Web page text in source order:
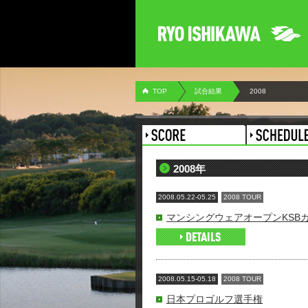
TOP 試合結果 2008
2008年
2008.05.22-05.25 2008 TOUR
マンシングウェアオープンKSB
2008.05.15-05.18 2008 TOUR
日本プロゴルフ選手権